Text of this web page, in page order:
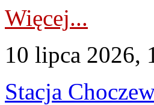
Więcej...
10 lipca 2026,
Stacja